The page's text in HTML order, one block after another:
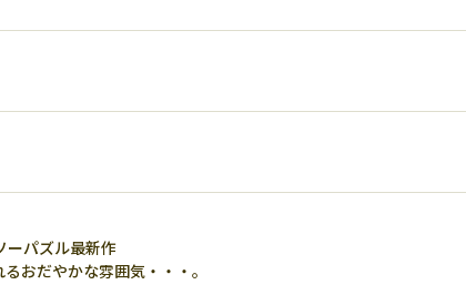
ーパズル最新作
おだやかな雰囲気・・・。